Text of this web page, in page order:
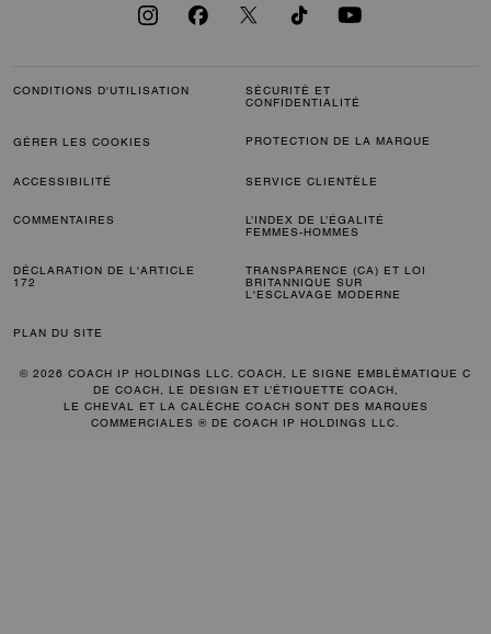
CONDITIONS D'UTILISATION
SÉCURITÉ ET
CONFIDENTIALITÉ
GÉRER LES COOKIES PROTECTION DE LA MARQUE
ACCESSIBILITÉ SERVICE CLIENTÈLE
COMMENTAIRES
L’INDEX DE L’ÉGALITÉ
FEMMES-HOMMES
DÉCLARATION DE L'ARTICLE
172
TRANSPARENCE (CA) ET LOI
BRITANNIQUE SUR
L'ESCLAVAGE MODERNE
PLAN DU SITE
© 2026 COACH IP HOLDINGS LLC. COACH, LE SIGNE EMBLÉMATIQUE C
DE COACH, LE DESIGN ET L’ÉTIQUETTE COACH,
LE CHEVAL ET LA CALÈCHE COACH SONT DES MARQUES
COMMERCIALES ® DE COACH IP HOLDINGS LLC.